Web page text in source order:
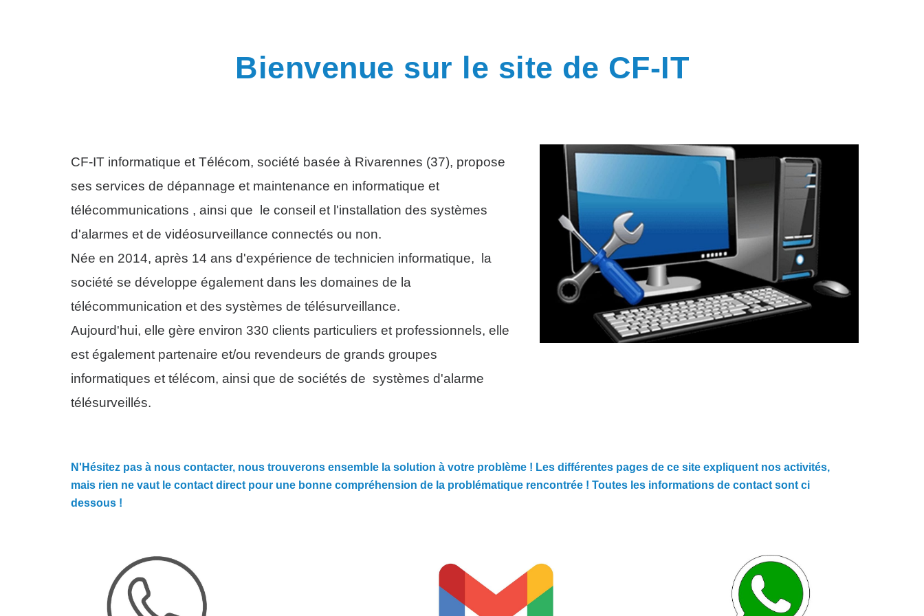
Bienvenue sur le site de CF-IT
CF-IT informatique et Télécom, société basée à Rivarennes (37), propose
ses services de dépannage et maintenance en informatique et
télécommunications , ainsi que le conseil et l'installation des systèmes
d'alarmes et de vidéosurveillance connectés ou non.
Née en 2014, après 14 ans d'expérience de technicien informatique, la
société se développe également dans les domaines de la
télécommunication et des systèmes de télésurveillance.
Aujourd'hui, elle gère environ 330 clients particuliers et professionnels, elle
est également partenaire et/ou revendeurs de grands groupes
informatiques et télécom, ainsi que de sociétés de systèmes d'alarme
télésurveillés.
N'Hésitez pas à nous contacter, nous trouverons ensemble la solution à votre problème ! Les différentes pages de ce site expliquent nos activités,
mais rien ne vaut le contact direct pour une bonne compréhension de la problématique rencontrée ! Toutes les informations de contact sont ci
dessous !